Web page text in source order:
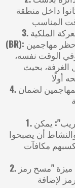
داخل منطقة
3. تحسين ميزة الغرفة المخصصة في طور المعركة الملكية
(BR): في “الإعدادات المتقدمة”، يمكن للمضيف حظر مهاجمين
الوقت نفسه،
الغرفة، بحيث
4. تمت معايرة نصوص وصف المهارة لبعض المهاجمين لضمان
1. تمت إضافة نظام جديد بعنوان "معسكر التدريب": يمكن
أن يصبحوا
مكافآت
2. تمت إضافة ميزة "مسح رمز QR لإضافة صديق": بعد منح إذن
لإضافة